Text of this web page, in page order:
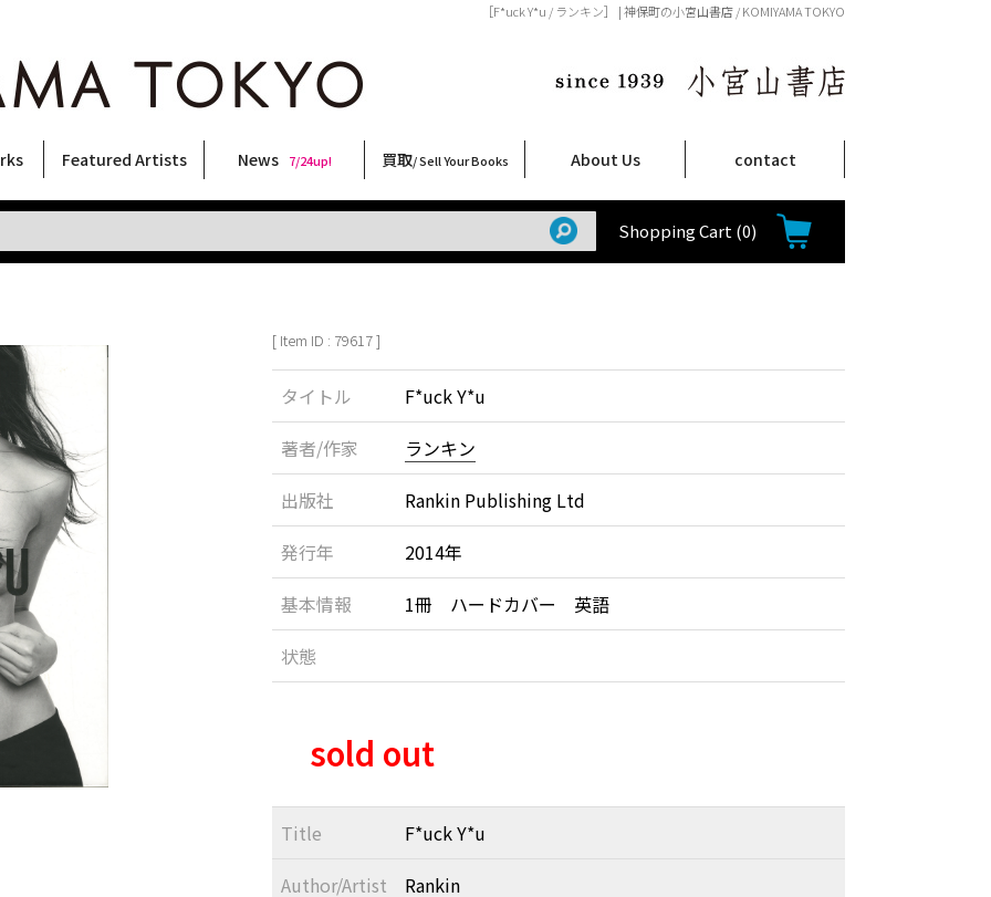
［F*uck Y*u / ランキン］ | 神保町の小宮山書店 / KOMIYAMA TOKYO
ー
ト
Featured Artists
稲嶺啓一(東風終)
村田言恵
丸岡和吾
Rico Casella
キム・ロートン
菅谷晋一
柴田亜美
内藤啓介
CHRIS
春川ナミオ
三島由紀夫
森山大道
秋赤音
佐伯俊男
横尾忠則
天野タケル
内藤ルネ
林月光
須藤昌人
大類信
COOKIE
二本木里美
北島敬三
三島剛
大西洋介
News 7/24up!
新着・おすすめ商品 9/7up!
フェア・イベント情報 7/24up!
お店からのお知らせ 6/1up!
買取/ Sell Your Books
買取ブログ
買取専用フォーム
古書 / 古本の買取
美術品の買取
出張買取について
宅配買取について
店頭買取について
よくある質問
About Us
店舗案内
Shop Infomation
ご注文について
How to Order
特定商取引法に関する表示
プライバシーポリシー
contact
Shopping Cart (0)
[ Item ID : 79617 ]
タイトル
F*uck Y*u
著者/作家
ランキン
出版社
Rankin Publishing Ltd
発行年
2014年
基本情報
1冊 ハードカバー 英語
状態
sold out
Title
F*uck Y*u
Author/Artist
Rankin